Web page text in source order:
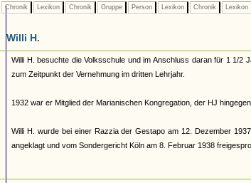
Chronik Lexikon Chronik Gruppe Person Lexikon Chronik Lexikon
Willi H.
Willi H. besuchte die Volksschule und im Anschluss daran für 1 1/2
zum Zeitpunkt der Vernehmung im dritten Lehrjahr.
1932 war er Mitglied der Marianischen Kongregation, der HJ
Willi H. wurde bei einer Razzia der Gestapo am 12. Dezember
angeklagt und vom Sondergericht Köln am 8. Februar 1938